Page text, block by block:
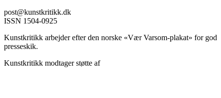
post@kunstkritikk.dk
ISSN 1504-0925
Kunstkritikk arbejder efter den norske «Vær Varsom-plakat» for god
presseskik.
Kunstkritikk modtager støtte af